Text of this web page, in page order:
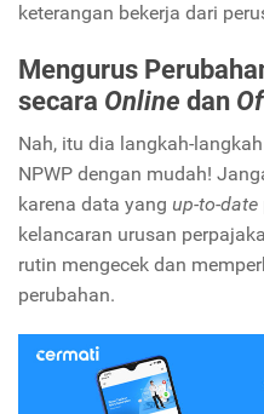
keterangan bekerja dari
Mengurus
secara Online dan
Nah, itu dia langkah-
NPWP dengan mudah!
karena data yang up-to-date
kelancaran urusan
rutin mengecek dan
perubahan.